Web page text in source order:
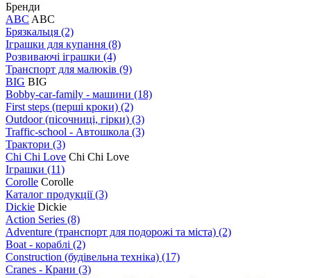
Бренди
ABC ABC
Брязкальця (2)
Іграшки для купання (8)
Розвиваючі іграшки (4)
Транспорт для малюків (9)
BIG BIG
Bobby-car-family - машини (18)
First steps (перші кроки) (2)
Outdoor (пісочниці, гірки) (3)
Traffic-school - Автошкола (3)
Трактори (3)
Chi Chi Love Chi Chi Love
Іграшки (11)
Corolle Corolle
Каталог продукції(3)
Dickie Dickie
Action Series (8)
Adventure (транспорт для подорожі та міста) (2)
Boat - кораблі (2)
Construction (будівельна техніка) (17)
Cranes - Крани (3)